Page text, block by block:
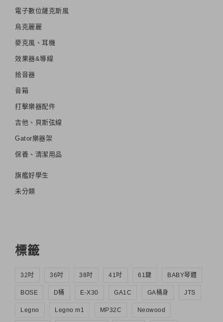
電子數位薩克斯風
烏克麗麗
麥克風、耳機
效果器&導線
拾音器
音箱
打擊樂器配件
吉他、貝斯弦線
Gator樂器架
保養、清潔用品
旗艦好學生
未分類
標籤
32吋 36吋 38吋 41吋 61鍵 BABY琴體
BOSE D桶 E-X30 GA1C GA桶身 JTS
Legno Legno m1 MP32C Neowood